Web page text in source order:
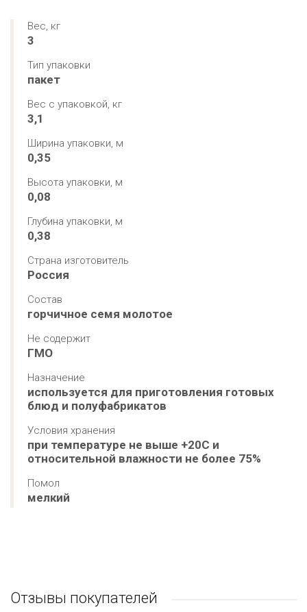
Вес, кг
3
Тип упаковки
пакет
Вес с упаковкой, кг
3,1
Ширина упаковки, м
0,35
Высота упаковки, м
0,08
Глубина упаковки, м
0,38
Страна изготовитель
Россия
Состав
горчичное семя молотое
Не содержит
ГМО
Назначение
используется для приготовления готовых
блюд и полуфабрикатов
Условия хранения
при температуре не выше +20С и
относительной влажности не более 75%
Помол
мелкий
Отзывы покупателей